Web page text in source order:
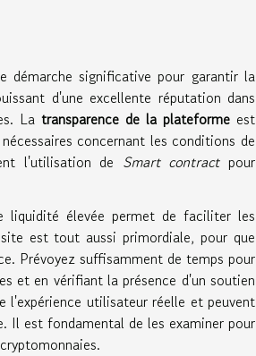
significative pour garantir la
d'une excellente réputation dans
La transparence de la plateforme est
concernant les conditions de
l'utilisation de Smart contractpour
élevée permet de faciliter les
est tout aussi primordiale, pour que
Prévoyez suffisamment de temps pour
et en vérifiant la présence d'un soutien
l'expérience utilisateur réelle et peuvent
Il est fondamental de les examiner pour